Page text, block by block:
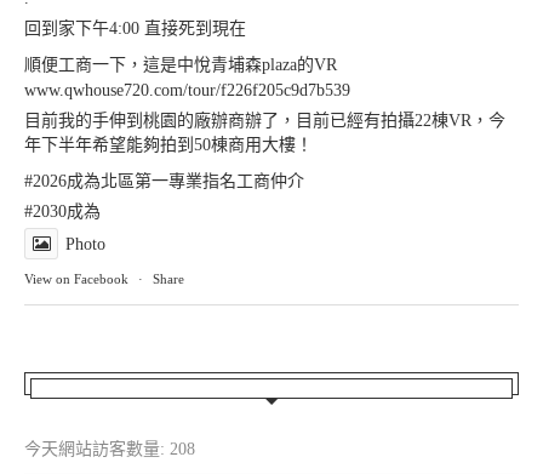
回到家下午4:00 直接死到現在
順便工商一下，這是中悅青埔森plaza的VR
www.qwhouse720.com/tour/f226f205c9d7b539
目前我的手伸到桃園的廠辦商辦了，目前已經有拍攝22棟VR，今
年下半年希望能夠拍到50棟商用大樓！
#2026成為北區第一專業指名工商仲介
#2030成為
Photo
View on Facebook · Share
今天網站訪客數量: 208